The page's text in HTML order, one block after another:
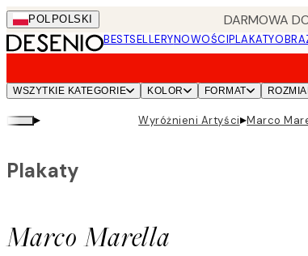
Skip
to
main
POL POLSKI DARMOWA
BESTSELLERYNOWOŚCIPLAKATY
WSZYTKIE KATEGORIE KOLOR FORMAT
▸ Wyróżnieni Artyści▸Marco
Marco Marella
Plakaty